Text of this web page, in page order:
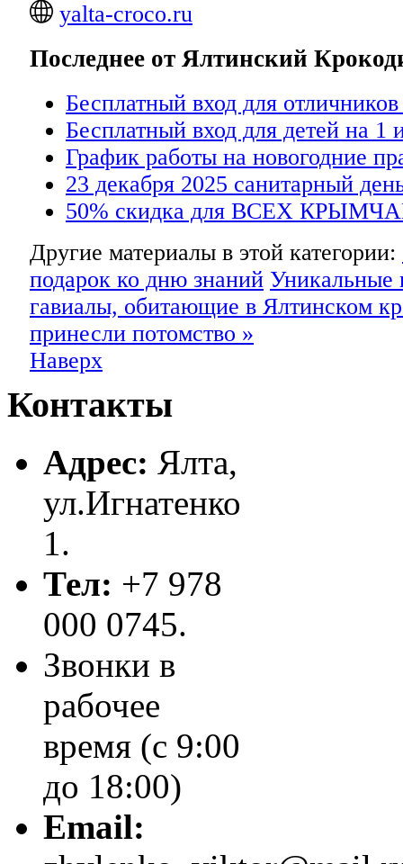
yalta-croco.ru
Последнее от Ялтинский
Бесплатный вход для
Бесплатный вход для детей на 1
График работы на новогодние
23 декабря 2025 санитарный
50% скидка для ВСЕХ
Другие материалы в этой категории:
подарок ко дню знаний Уникальные
гавиалы, обитающие в Ялтинском
принесли потомство »
Наверх
Контакты
Адрес: Ялта,
ул.Игнатенко
1.
Тел: +7 978
000 0745.
Звонки в
рабочее
время (с 9:00
до 18:00)
Email: